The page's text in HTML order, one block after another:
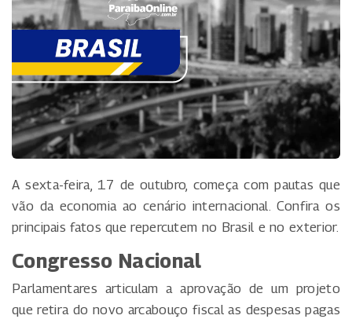
A sexta-feira, 17 de outubro, começa com pautas que
vão da economia ao cenário internacional. Confira os
principais fatos que repercutem no Brasil e no exterior.
Congresso Nacional
Parlamentares articulam a aprovação de um projeto
que retira do novo arcabouço fiscal as despesas pagas